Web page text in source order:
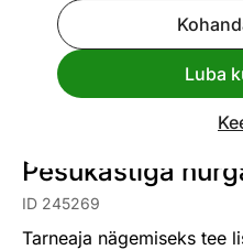
Luba
Mõõtmed
Pesukastiga
ID 245269
Tarneaja nägemiseks tee